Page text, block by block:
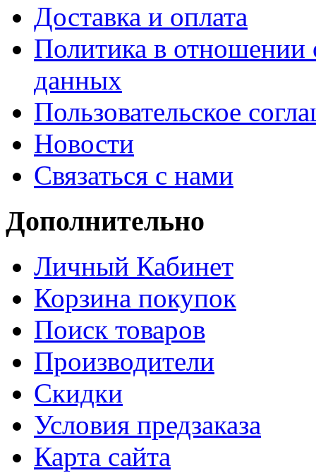
Доставка и оплата
Политика в отношении
данных
Пользовательское
Новости
Связаться с нами
Дополнительно
Личный Кабинет
Корзина покупок
Поиск товаров
Производители
Скидки
Условия предзаказа
Карта сайта